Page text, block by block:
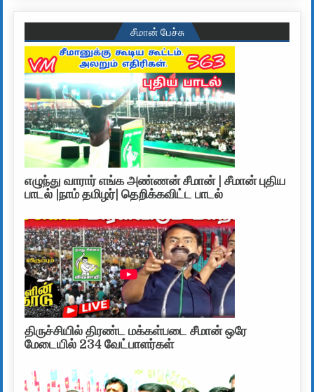
சீமான் பேச்சு
எழுந்து வாரார் எங்க அண்ணன் சீமான் | சீமான் புதிய
பாடல் |நாம் தமிழர்| தெறிக்கவிட்ட பாடல்
திருச்சியில் திரண்ட மக்கள்படை சீமான் ஒரே
மேடையில் 234 வேட்பாளர்கள்